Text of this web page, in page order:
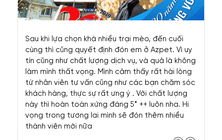
Đội ngũ tư vấn chăm sóc khách hàng của azpet
làm mình thật sự hài lòng. Mình nhận bé Golden
về được 1 tuần vì háu ăn nên em ấy nhặt nhạnh
linh tinh ăn và dẫn đến tiêu chảy, khi ấy mình rất
rối và gọi điện nhắn tin cho shop. Thật may mình